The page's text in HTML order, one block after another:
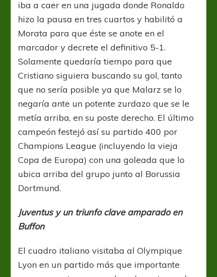
iba a caer en una jugada donde Ronaldo
hizo la pausa en tres cuartos y habilitó a
Morata para que éste se anote en el
marcador y decrete el definitivo 5-1.
Solamente quedaría tiempo para que
Cristiano siguiera buscando su gol, tanto
que no sería posible ya que Malarz se lo
negaría ante un potente zurdazo que se le
metía arriba, en su poste derecho. El último
campeón festejó así su partido 400 por
Champions League (incluyendo la vieja
Copa de Europa) con una goleada que lo
ubica arriba del grupo junto al Borussia
Dortmund.
Juventus y un triunfo clave amparado en
Buffon
El cuadro italiano visitaba al Olympique
Lyon en un partido más que importante